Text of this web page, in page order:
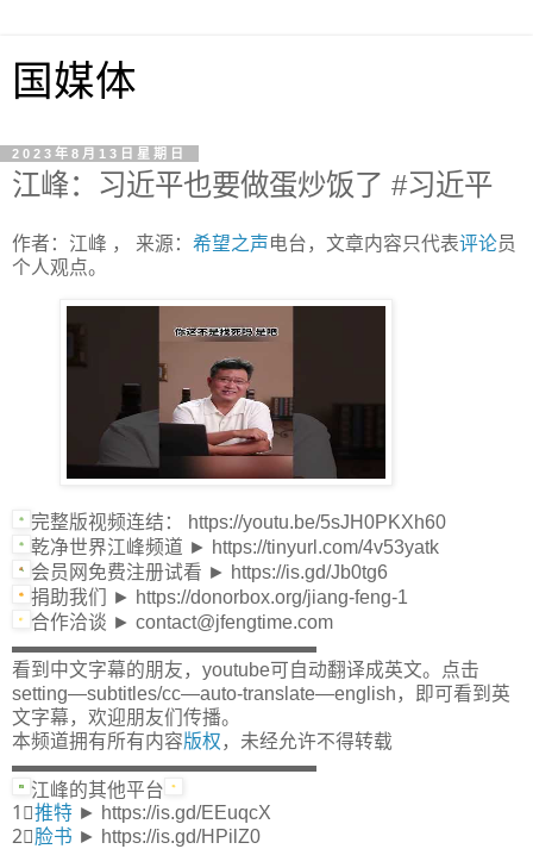
国媒体
2023年8月13日星期日
江峰：习近平也要做蛋炒饭了 #习近平
作者：江峰 ， 来源： 希望之声电台，文章内容只代表评论员
个人观点。
完整版视频连结： https://youtu.be/5sJH0PKXh60
乾净世界江峰频道 ► https://tinyurl.com/4v53yatk
会员网免费注册试看 ► https://is.gd/Jb0tg6
捐助我们 ► https://donorbox.org/jiang-feng-1
合作洽谈 ► contact@jfengtime.com
▬▬▬▬▬▬▬▬▬▬▬▬▬▬▬▬
看到中文字幕的朋友，youtube可自动翻译成英文。点击
setting—subtitles/cc—auto-translate—english，即可看到英
文字幕，欢迎朋友们传播。
本频道拥有所有内容版权，未经允许不得转载
▬▬▬▬▬▬▬▬▬▬▬▬▬▬▬▬
江峰的其他平台
1⃣推特 ► https://is.gd/EEuqcX
2⃣脸书 ► https://is.gd/HPilZ0